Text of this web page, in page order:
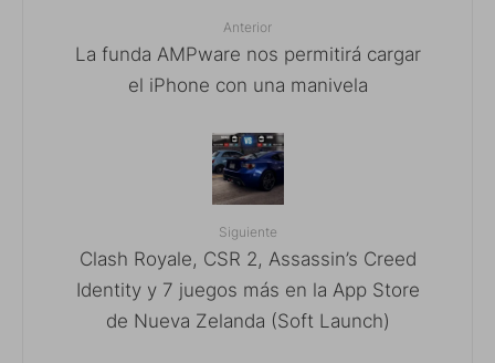
Anterior
La funda AMPware nos permitirá cargar
el iPhone con una manivela
Siguiente
Clash Royale, CSR 2, Assassin’s Creed
Identity y 7 juegos más en la App Store
de Nueva Zelanda (Soft Launch)